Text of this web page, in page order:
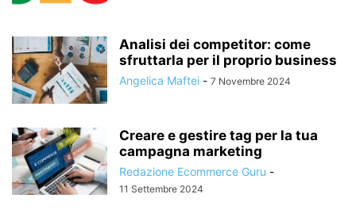
Analisi dei competitor: come
sfruttarla per il proprio business
Angelica Maftei - 7 Novembre 2024
Creare e gestire tag per la tua
campagna marketing
Redazione Ecommerce Guru -
11 Settembre 2024